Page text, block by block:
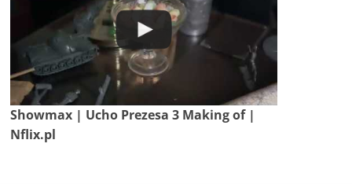
Showmax | Ucho Prezesa 3 Making of |
Nflix.pl